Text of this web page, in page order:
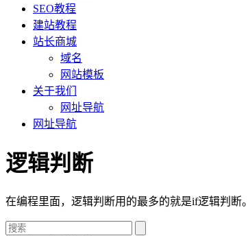
SEO教程
建站教程
站长商城
域名
网站模板
关于我们
网址导航
网址导航
逻辑判断
在编程里面，逻辑判断用的最多的就是if逻辑判断。